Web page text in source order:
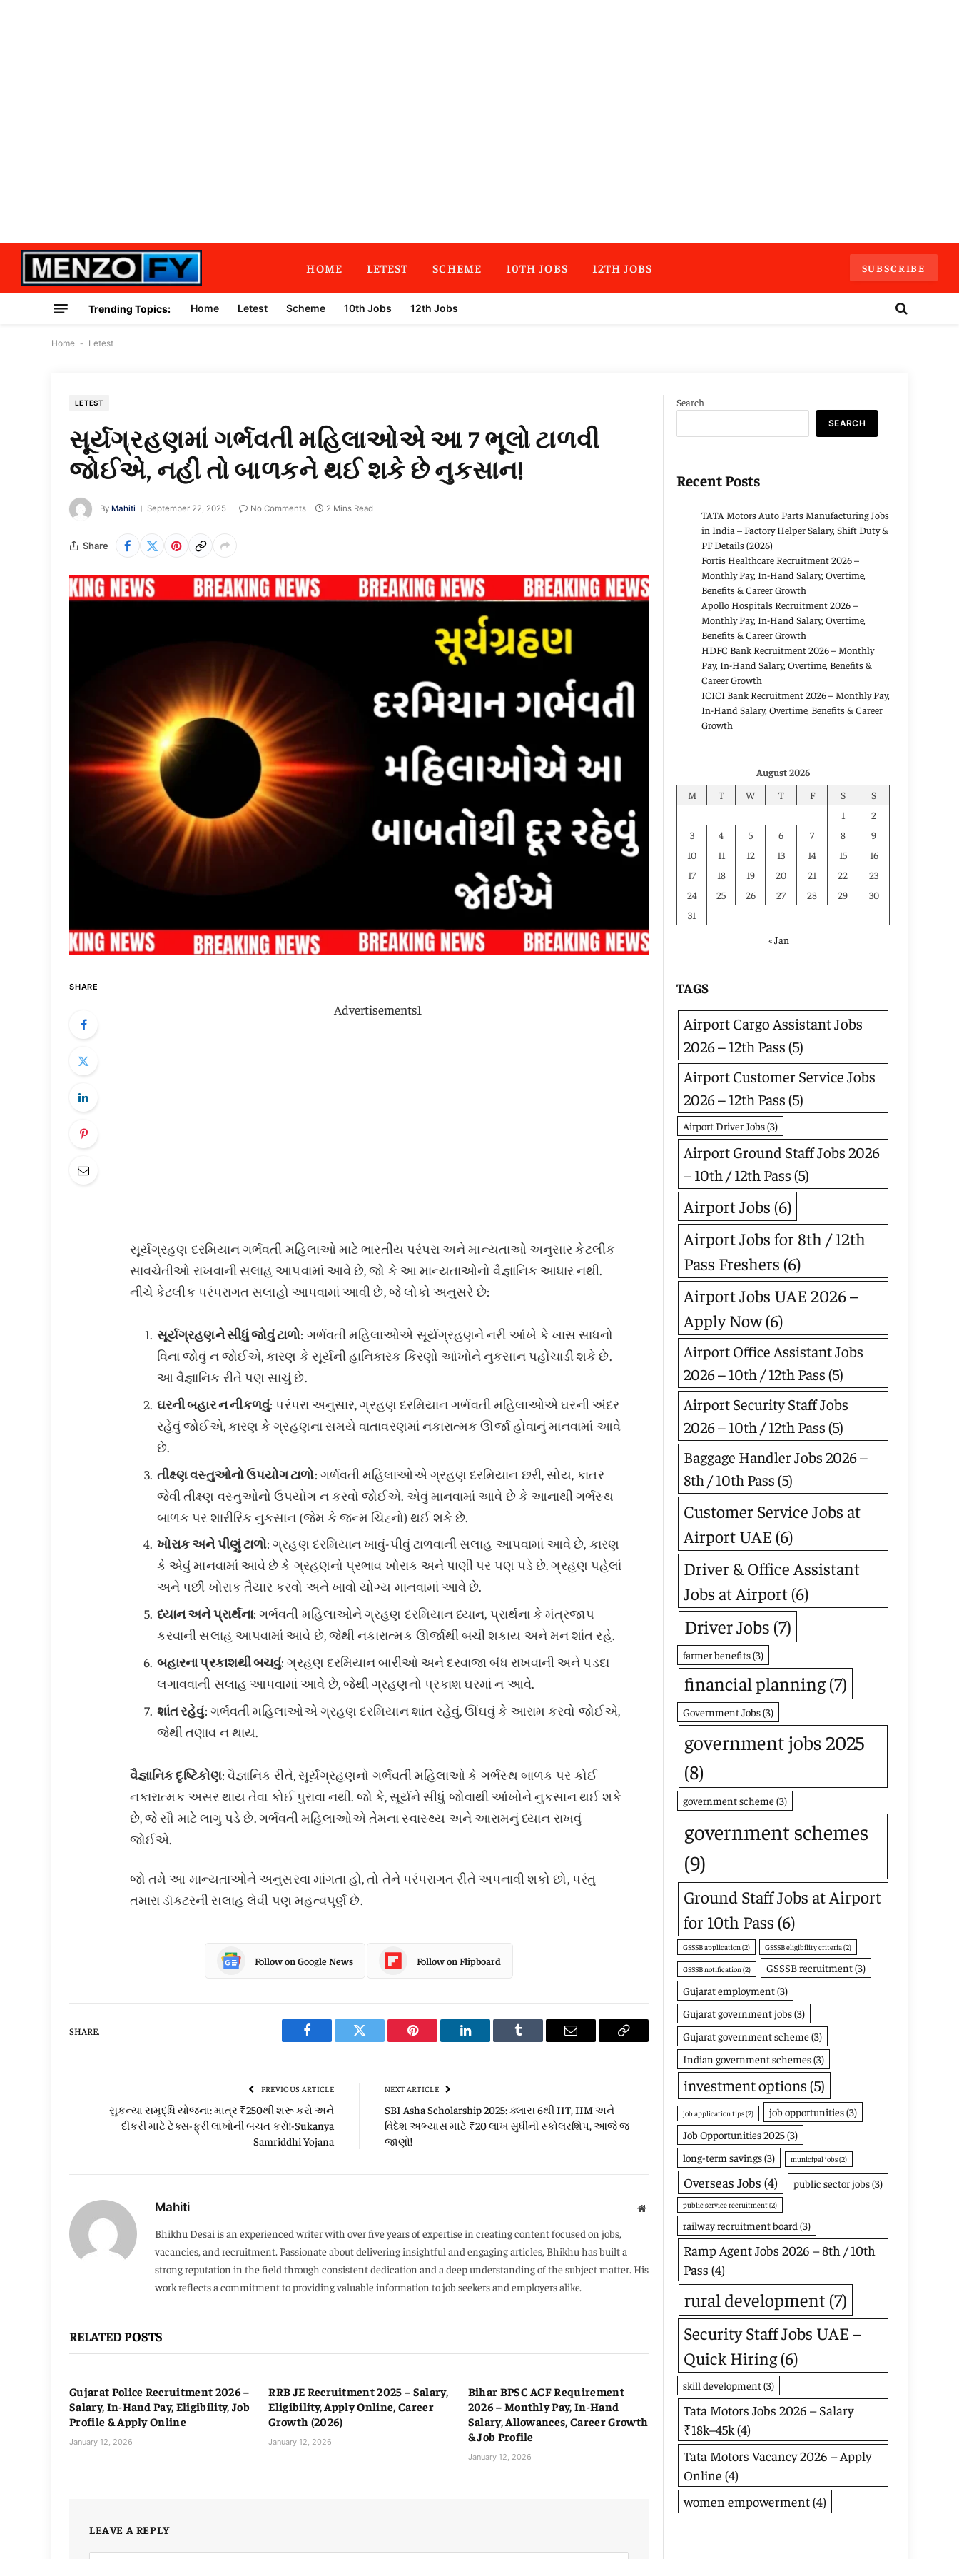
HOME LETEST SCHEME 10TH JOBS 12TH JOBS SUBSCRIBE
Trending Topics: Home Letest Scheme 10th Jobs 12th Jobs
Home - Letest
LETEST
સૂર્યગ્રહણમાં ગર્ભવતી મહિલાઓએ આ 7 ભૂલો ટાળવી
જોઈએ, નહીં તો બાળકને થઈ શકે છે નુકસાન!
By Mahiti September 22, 2025 No Comments 2 Mins Read
Share
SHARE
Advertisements1
સૂર્યગ્રહણ દરમિયાન ગર્ભવતી મહિલાઓ માટે ભારતીય પરંપરા અને માન્યતાઓ અનુસાર કેટલીક
સાવચેતીઓ રાખવાની સલાહ આપવામાં આવે છે, જો કે આ માન્યતાઓનો વૈજ્ઞાનિક આધાર નથી.
નીચે કેટલીક પરંપરાગત સલાહો આપવામાં આવી છે, જે લોકો અનુસરે છે:
સૂર્યગ્રહણને સીધું જોવું ટાળો: ગર્ભવતી મહિલાઓએ સૂર્યગ્રહણને નરી આંખે કે ખાસ સાધનો
વિના જોવું ન જોઈએ, કારણ કે સૂર્યની હાનિકારક કિરણો આંખોને નુકસાન પહોંચાડી શકે છે.
આ વૈજ્ઞાનિક રીતે પણ સાચું છે.
ઘરની બહાર ન નીકળવું: પરંપરા અનુસાર, ગ્રહણ દરમિયાન ગર્ભવતી મહિલાઓએ ઘરની અંદર
રહેવું જોઈએ, કારણ કે ગ્રહણના સમયે વાતાવરણમાં નકારાત્મક ઊર્જા હોવાનું માનવામાં આવે
છે.
તીક્ષ્ણ વસ્તુઓનો ઉપયોગ ટાળો: ગર્ભવતી મહિલાઓએ ગ્રહણ દરમિયાન છરી, સોય, કાતર
જેવી તીક્ષ્ણ વસ્તુઓનો ઉપયોગ ન કરવો જોઈએ. એવું માનવામાં આવે છે કે આનાથી ગર્ભસ્થ
બાળક પર શારીરિક નુકસાન (જેમ કે જન્મ ચિહ્નો) થઈ શકે છે.
ખોરાક અને પીણું ટાળો: ગ્રહણ દરમિયાન ખાવું-પીવું ટાળવાની સલાહ આપવામાં આવે છે, કારણ
કે એવું માનવામાં આવે છે કે ગ્રહણનો પ્રભાવ ખોરાક અને પાણી પર પણ પડે છે. ગ્રહણ પહેલાં
અને પછી ખોરાક તૈયાર કરવો અને ખાવો યોગ્ય માનવામાં આવે છે.
ધ્યાન અને પ્રાર્થના: ગર્ભવતી મહિલાઓને ગ્રહણ દરમિયાન ધ્યાન, પ્રાર્થના કે મંત્રજાપ
કરવાની સલાહ આપવામાં આવે છે, જેથી નકારાત્મક ઊર્જાથી બચી શકાય અને મન શાંત રહે.
બહારના પ્રકાશથી બચવું: ગ્રહણ દરમિયાન બારીઓ અને દરવાજા બંધ રાખવાની અને પડદા
લગાવવાની સલાહ આપવામાં આવે છે, જેથી ગ્રહણનો પ્રકાશ ઘરમાં ન આવે.
શાંત રહેવું: ગર્ભવતી મહિલાઓએ ગ્રહણ દરમિયાન શાંત રહેવું, ઊંઘવું કે આરામ કરવો જોઈએ,
જેથી તણાવ ન થાય.
વૈજ્ઞાનિક દૃષ્ટિકોણ: વૈજ્ઞાનિક રીતે, સૂર્યગ્રહણનો ગર્ભવતી મહિલાઓ કે ગર્ભસ્થ બાળક પર કોઈ
નકારાત્મક અસર થાય તેવા કોઈ પુરાવા નથી. જો કે, સૂર્યને સીધું જોવાથી આંખોને નુકસાન થઈ શકે
છે, જે સૌ માટે લાગુ પડે છે. ગર્ભવતી મહિલાઓએ તેમના સ્વાસ્થ્ય અને આરામનું ધ્યાન રાખવું
જોઈએ.
જો તમે આ માન્યતાઓને અનુસરવા માંગતા હો, તો તેને પરંપરાગત રીતે અપનાવી શકો છો, પરંતુ
તમારા ડૉક્ટરની સલાહ લેવી પણ મહત્વપૂર્ણ છે.
Follow on Google News Follow on Flipboard
SHARE.
Facebook Twitter Pinterest LinkedIn Tumblr Email
Copy
PREVIOUS ARTICLE
સુકન્યા સમૃદ્ધિ યોજના: માત્ર ₹250થી શરૂ કરો અને
દીકરી માટે ટેક્સ-ફ્રી લાખોની બચત કરો!-Sukanya
Samriddhi Yojana
NEXT ARTICLE
SBI Asha Scholarship 2025: ક્લાસ 6થી IIT, IIM અને
વિદેશ અભ્યાસ માટે ₹20 લાખ સુધીની સ્કોલરશિપ, આજે જ
જાણો!
Mahiti Website
Bhikhu Desai is an experienced writer with over five years of expertise in creating content focused on jobs,
vacancies, and recruitment. Passionate about delivering insightful and engaging articles, Bhikhu has built a
strong reputation in the field through consistent dedication and a deep understanding of the subject matter. His
work reflects a commitment to providing valuable information to job seekers and employers alike.
RELATEDPOSTS
Gujarat Police Recruitment 2026 –
Salary, In-Hand Pay, Eligibility, Job
Profile & Apply Online
January 12, 2026
RRB JE Recruitment 2025 – Salary,
Eligibility, Apply Online, Career
Growth (2026)
January 12, 2026
Bihar BPSC ACF Requirement
2026 – Monthly Pay, In-Hand
Salary, Allowances, Career Growth
& Job Profile
January 12, 2026
LEAVE A REPLY
Search
SEARCH
Recent Posts
TATA Motors Auto Parts Manufacturing Jobs
in India – Factory Helper Salary, Shift Duty &
PF Details (2026)
Fortis Healthcare Recruitment 2026 –
Monthly Pay, In-Hand Salary, Overtime,
Benefits & Career Growth
Apollo Hospitals Recruitment 2026 –
Monthly Pay, In-Hand Salary, Overtime,
Benefits & Career Growth
HDFC Bank Recruitment 2026 – Monthly
Pay, In-Hand Salary, Overtime, Benefits &
Career Growth
ICICI Bank Recruitment 2026 – Monthly Pay,
In-Hand Salary, Overtime, Benefits & Career
Growth
August 2026
M
T W T F S
S
1
2
3
4 5 6 7 8
9
10
11 12 13 14 15
16
17
18 19 20 21 22
23
24
25 26 27 28 29
30
31
« Jan
TAGS
Airport Cargo Assistant Jobs
2026 – 12th Pass(5)
Airport Customer Service Jobs
2026 – 12th Pass(5)
Airport Driver Jobs(3)
Airport Ground Staff Jobs 2026
– 10th / 12th Pass(5)
Airport Jobs (6)
Airport Jobs for 8th / 12th
Pass Freshers (6)
Airport Jobs UAE 2026 –
Apply Now(6)
Airport Office Assistant Jobs
2026 – 10th / 12th Pass(5)
Airport Security Staff Jobs
2026 – 10th / 12th Pass(5)
Baggage Handler Jobs 2026 –
8th / 10th Pass(5)
Customer Service Jobs at
Airport UAE (6)
Driver & Office Assistant
Jobs at Airport (6)
Driver Jobs (7)
farmer benefits(3)
financial planning(7)
Government Jobs(3)
government jobs 2025
(8)
government scheme(3)
government schemes
(9)
Ground Staff Jobs at Airport
for 10th Pass (6)
GSSSB application (2) GSSSB eligibility criteria(2)
GSSSB notification (2) GSSSB recruitment(3)
Gujarat employment(3)
Gujarat government jobs(3)
Gujarat government scheme(3)
Indian government schemes(3)
investment options(5)
job application tips(2) job opportunities(3)
Job Opportunities 2025(3)
long-term savings(3) municipal jobs(2)
Overseas Jobs (4) public sector jobs(3)
public service recruitment (2)
railway recruitment board (3)
Ramp Agent Jobs 2026 – 8th / 10th
Pass (4)
rural development (7)
Security Staff Jobs UAE –
Quick Hiring(6)
skill development(3)
Tata Motors Jobs 2026 – Salary
₹18k–45k(4)
Tata Motors Vacancy 2026 – Apply
Online (4)
women empowerment(4)